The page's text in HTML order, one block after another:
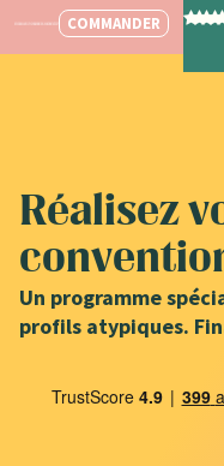
COMMANDER
Réalisez
Un programme
profils atypiques.